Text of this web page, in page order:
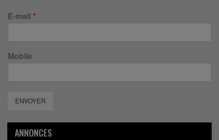
E-mail *
Mobile
ENVOYER
ANNONCES